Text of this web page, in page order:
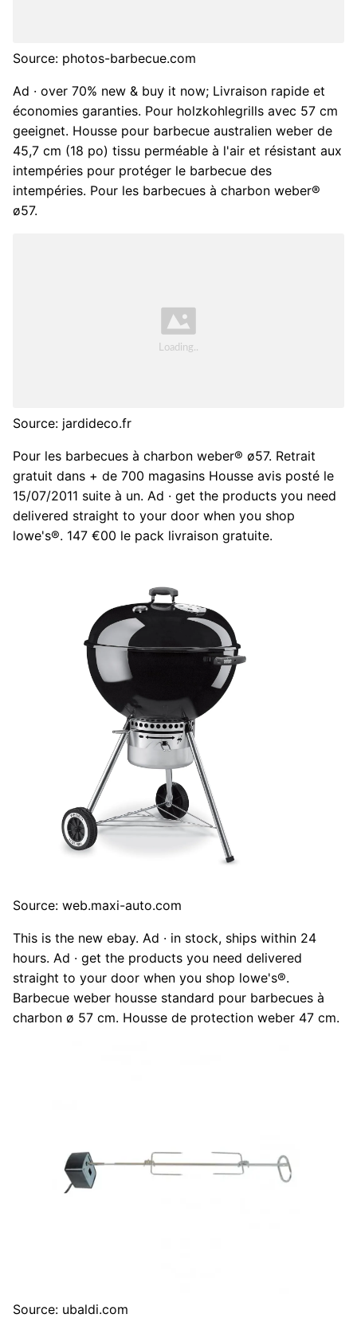
Source: photos-barbecue.com
Ad · over 70% new & buy it now; Livraison rapide et
économies garanties. Pour holzkohlegrills avec 57 cm
geeignet. Housse pour barbecue australien weber de
45,7 cm (18 po) tissu perméable à l'air et résistant aux
intempéries pour protéger le barbecue des
intempéries. Pour les barbecues à charbon weber®
ø57.
Source: jardideco.fr
Pour les barbecues à charbon weber® ø57. Retrait
gratuit dans + de 700 magasins Housse avis posté le
15/07/2011 suite à un. Ad · get the products you need
delivered straight to your door when you shop
lowe's®. 147 €00 le pack livraison gratuite.
Source: web.maxi-auto.com
This is the new ebay. Ad · in stock, ships within 24
hours. Ad · get the products you need delivered
straight to your door when you shop lowe's®.
Barbecue weber housse standard pour barbecues à
charbon ø 57 cm. Housse de protection weber 47 cm.
Source: ubaldi.com